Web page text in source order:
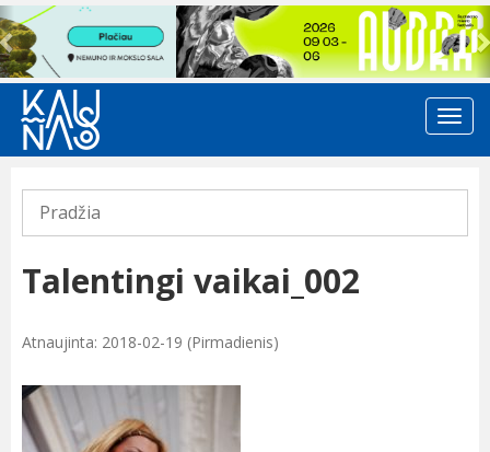
Previous
Pradžia
Talentingi vaikai_002
Atnaujinta: 2018-02-19 (Pirmadienis)